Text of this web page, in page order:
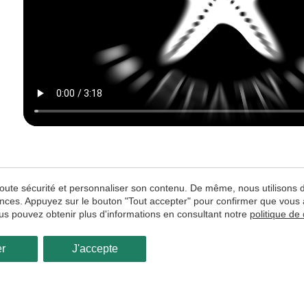
sécurité et personnaliser son contenu. De même, nous utilisons
Appuyez sur le bouton "Tout accepter" pour confirmer que vous
pouvez obtenir plus d'informations en consultant notre politique de
J'accepte